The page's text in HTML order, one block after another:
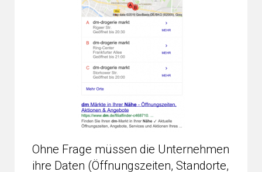
Ohne Frage müssen die Unternehmen
ihre Daten (Öffnungszeiten, Standorte,